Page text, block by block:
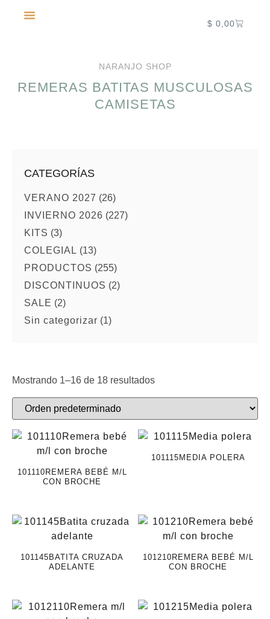
$ 0,00
NARANJO SHOP
REMERAS BATITAS MUSCULOSAS
CAMISETAS
CATEGORÍAS
VERANO 2027 (26)
INVIERNO 2026 (227)
KITS (3)
COLEGIAL (13)
PRODUCTOS (255)
DISCONTINUOS (2)
SALE (2)
Sin categorizar (1)
Mostrando 1–16 de 18 resultados
101110REMERA BEBÉ M/L
CON BROCHE
101115MEDIA POLERA
101145BATITA CRUZADA
ADELANTE
101210REMERA BEBÉ M/L
CON BROCHE